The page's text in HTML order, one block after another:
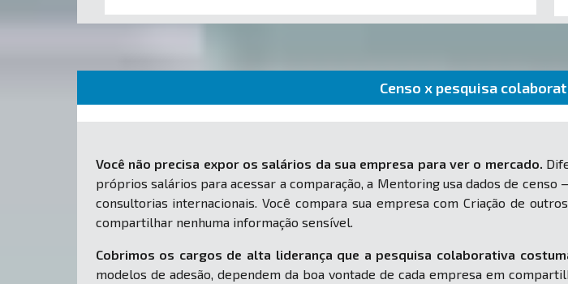
Censo x pesquisa
Você não precisa expor os salários da sua empresa para ver o mercado.
próprios salários para acessar a comparação, a Mentoring usa dados de
consultorias internacionais. Você compara sua empresa com Criação de
compartilhar nenhuma informação sensível.
Cobrimos os cargos de alta liderança que a pesquisa colaborativa
modelos de adesão, dependem da boa vontade de cada empresa em